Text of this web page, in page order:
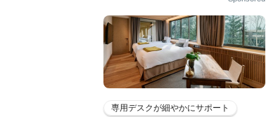
専用デスクが細やかにサポート